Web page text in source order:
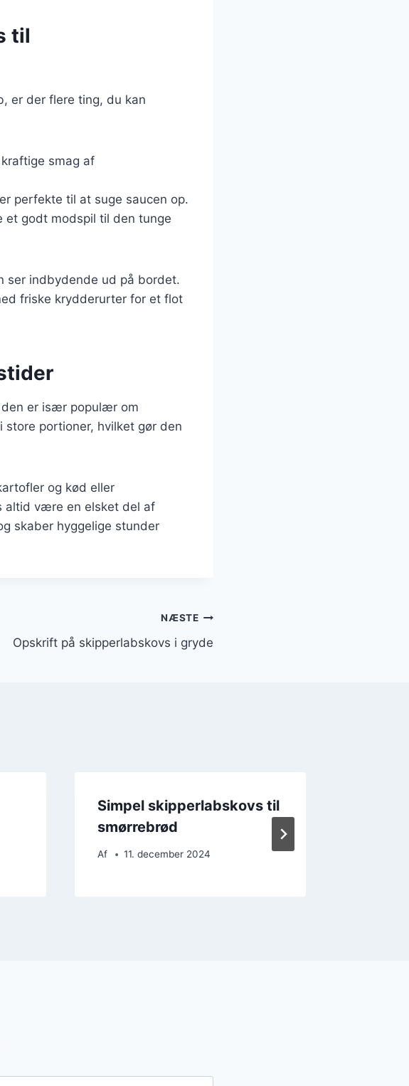
til
er der flere ting, du kan
smag af
perfekte til at suge saucen op.
et godt modspil til den tunge
ser indbydende ud på bordet.
friske krydderurter for et flot
den er især populær om
portioner, hvilket gør den
og kød eller
altid være en elsket del af
skaber hyggelige stunder
NÆSTE
Opskrift på skipperlabskovs i gryde
Simpel skipperlabskovs til
smørrebrød
Af 11. december 2024